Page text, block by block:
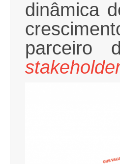
dinâmica
parceiro